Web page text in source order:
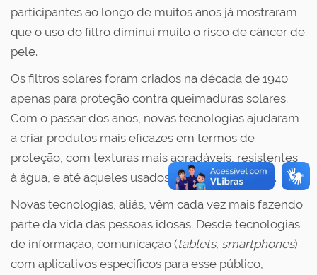
participantes ao longo de muitos anos já mostraram
que o uso do filtro diminui muito o risco de câncer de
pele.
Os filtros solares foram criados na década de 1940
apenas para proteção contra queimaduras solares.
Com o passar dos anos, novas tecnologias ajudaram
a criar produtos mais eficazes em termos de
proteção, com texturas mais agradáveis, resistentes
à água, e até aqueles usados como maquiagem.
Novas tecnologias, aliás, vêm cada vez mais fazendo
parte da vida das pessoas idosas. Desde tecnologias
de informação, comunicação (tablets, smartphones)
com aplicativos específicos para esse público,